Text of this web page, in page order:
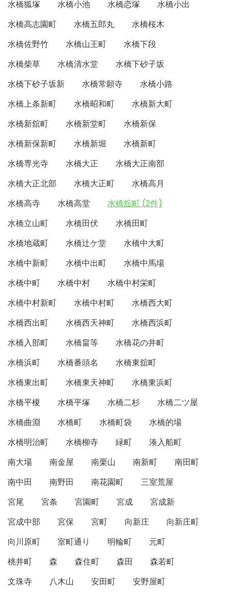
水橋狐塚
水橋小池 水橋恋塚
水橋小出
水橋高志園町
水橋五郎丸
水橋桜木
水橋佐野竹
水橋山王町
水橋下段
水橋柴草
水橋清水堂
水橋下砂子坂
水橋下砂子坂新
水橋常願寺
水橋小路
水橋上条新町
水橋昭和町
水橋新大町
水橋新舘町
水橋新堂町
水橋新保
水橋新保新町
水橋新堀
水橋新町
水橋専光寺
水橋大正
水橋大正南部
水橋大正北部
水橋大正町
水橋高月
水橋高寺
水橋高堂
水橋舘町 (2件)
水橋立山町
水橋田伏
水橋田町
水橋地蔵町
水橋辻ケ堂
水橋中大町
水橋中新町
水橋中出町
水橋中馬場
水橋中町
水橋中村
水橋中村栄町
水橋中村新町
水橋中村町
水橋西大町
水橋西出町
水橋西天神町
水橋西浜町
水橋入部町
水橋畠等
水橋花の井町
水橋浜町
水橋番頭名
水橋東舘町
水橋東出町
水橋東天神町
水橋東浜町
水橋平榎
水橋平塚 水橋二杉
水橋二ツ屋
水橋曲淵
水橋町 水橋町袋
水橋的場
水橋明治町
水橋柳寺 緑町
湊入船町
南大場
南金屋 南栗山 南新町
南田町
南中田
南野田 南花園町
三室荒屋
宮尾
宮条 宮園町 宮成
宮成新
宮成中部
宮保 宮町 向新庄
向新庄町
向川原町
室町通り 明輪町
元町
桃井町
森 森住町 森田
森若町
文珠寺
八木山 安田町 安野屋町